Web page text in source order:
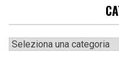
Categorie